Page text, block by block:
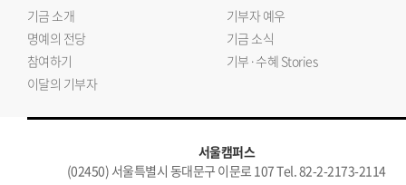
기금 소개
기부자 예우
명예의 전당
기금 소식
참여하기
기부·수혜 Stories
이달의 기부자
서울캠퍼스
(02450) 서울특별시 동대문구 이문로 107 Tel. 82-2-2173-2114